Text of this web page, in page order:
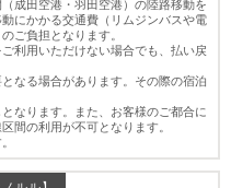
成田空港・羽田空港）の陸路移動を
にかかる交通費（リムジンバスや電
ご負担となります。
利用いただけない場合でも、払い戻
なる場合があります。その際の宿泊
なります。また、お客様のご都合に
間の利用が不可となります。